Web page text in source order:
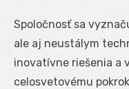
Spoločnosť sa
ale aj neustálym
inovatívne riešenia a
celosvetovému